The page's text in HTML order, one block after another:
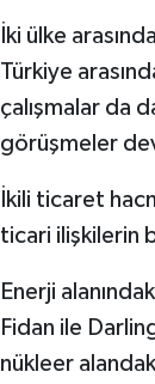
İki ülke
Türkiye
çalışmalar da
görüşmeler
İkili ticaret
ticari ilişkilerin
Enerji
Fidan ile
nükleer